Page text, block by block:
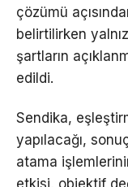
çözümü
belirtilirken
şartların
edildi.
Sendika,
yapılacağı,
atama